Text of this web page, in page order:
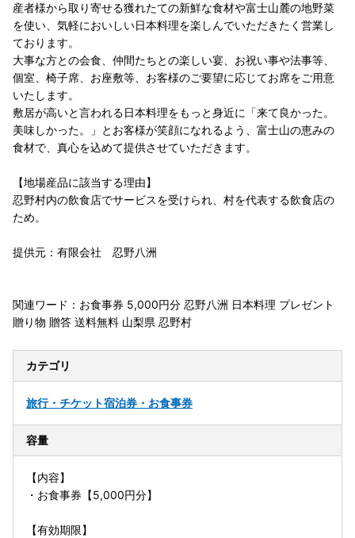
産者様から取り寄せる獲れたての新鮮な食材や富士山麓の地野菜
を使い、気軽においしい日本料理を楽しんでいただきたく営業し
ております。
大事な方との会食、仲間たちとの楽しい宴、お祝い事や法事等、
個室、椅子席、お座敷等、お客様のご要望に応じてお席をご用意
いたします。
敷居が高いと言われる日本料理をもっと身近に「来て良かった。
美味しかった。」とお客様が笑顔になれるよう、富士山の恵みの
食材で、真心を込めて提供させていただきます。
【地場産品に該当する理由】
忍野村内の飲食店でサービスを受けられ、村を代表する飲食店の
ため。
提供元：有限会社 忍野八洲
関連ワード：お食事券 5,000円分 忍野八洲 日本料理 プレゼント
贈り物 贈答 送料無料 山梨県 忍野村
カテゴリ
旅行・チケット宿泊券・お食事券
容量
【内容】
・お食事券【5,000円分】
【有効期限】